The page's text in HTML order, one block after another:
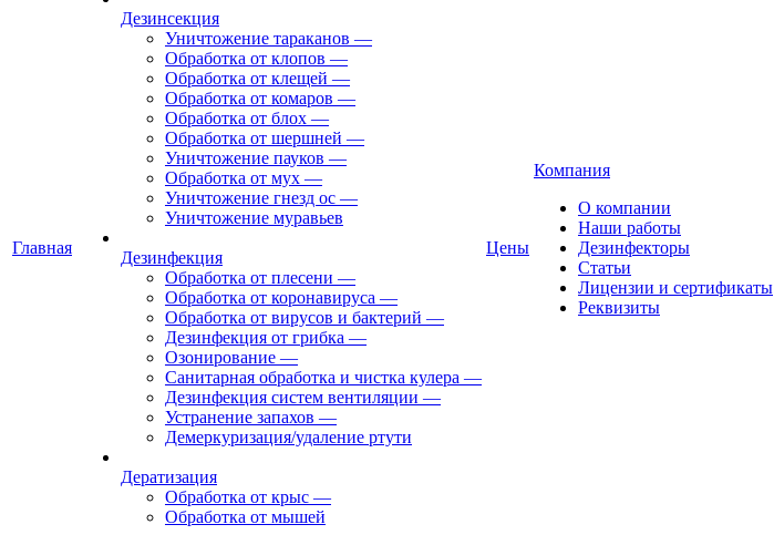
Главная
Дезинсекция
Уничтожение тараканов —
Обработка от клопов —
Обработка от клещей —
Обработка от комаров —
Обработка от блох —
Обработка от шершней —
Уничтожение пауков —
Обработка от мух —
Уничтожение гнезд ос —
Уничтожение муравьев
Дезинфекция
Обработка от плесени —
Обработка от коронавируса —
Обработка от вирусов и бактерий —
Дезинфекция от грибка —
Озонирование —
Санитарная обработка и чистка кулера —
Дезинфекция систем вентиляции —
Устранение запахов —
Демеркуризация/удаление ртути
Дератизация
Обработка от крыс —
Обработка от мышей
Цены
Компания
О компании
Наши работы
Дезинфекторы
Статьи
Лицензии и сертификаты
Реквизиты